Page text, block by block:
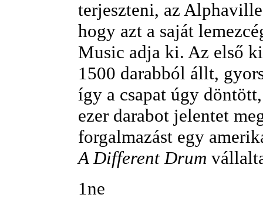
terjeszteni, az
hogy azt a saját
Music adja ki. Az első
1500 darabból állt,
így a csapat úgy
ezer darabot jelentet
forgalmazást egy
A Different Drum
1ne